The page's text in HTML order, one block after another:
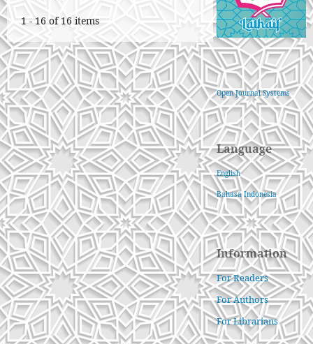
1 - 16 of 16 items
Open Journal Systems
Language
English
Bahasa Indonesia
Information
For Readers
For Authors
For Librarians